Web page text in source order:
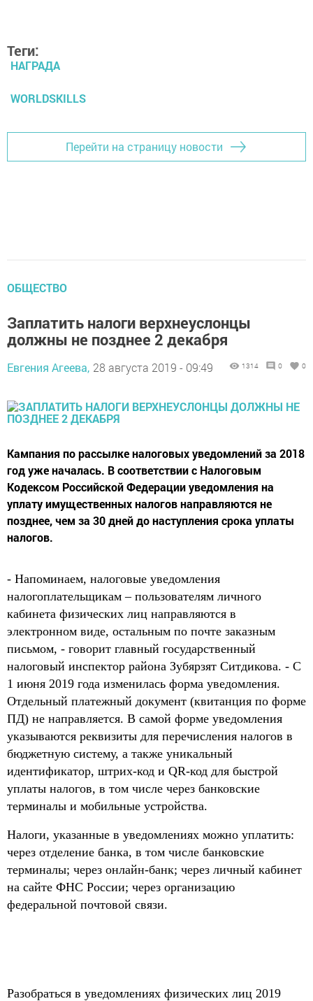
Теги:
НАГРАДА
WORLDSKILLS
Перейти на страницу новости
ОБЩЕСТВО
Заплатить налоги верхнеуслонцы
должны не позднее 2 декабря
Евгения Агеева, 28 августа 2019 - 09:49 1314 0 0
Кампания по рассылке налоговых уведомлений за 2018
год уже началась. В соответствии с Налоговым
Кодексом Российской Федерации уведомления на
уплату имущественных налогов направляются не
позднее, чем за 30 дней до наступления срока уплаты
налогов.
- Напоминаем, налоговые уведомления
налогоплательщикам – пользователям личного
кабинета физических лиц направляются в
электронном виде, остальным по почте заказным
письмом, - говорит главный государственный
налоговый инспектор района Зубярзят Ситдикова. - С
1 июня 2019 года изменилась форма уведомления.
Отдельный платежный документ (квитанция по форме
ПД) не направляется. В самой форме уведомления
указываются реквизиты для перечисления налогов в
бюджетную систему, а также уникальный
идентификатор, штрих-код и QR-код для быстрой
уплаты налогов, в том числе через банковские
терминалы и мобильные устройства.
Налоги, указанные в уведомлениях можно уплатить:
через отделение банка, в том числе банковские
терминалы; через онлайн-банк; через личный кабинет
на сайте ФНС России; через организацию
федеральной почтовой связи.
Разобраться в уведомлениях физических лиц 2019